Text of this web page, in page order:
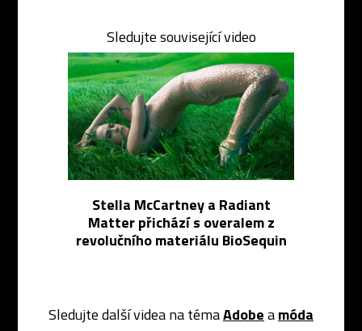
Sledujte související video
Stella McCartney a Radiant
Matter přichází s overalem z
revolučního materiálu BioSequin
Sledujte další videa na témaAdobeamóda